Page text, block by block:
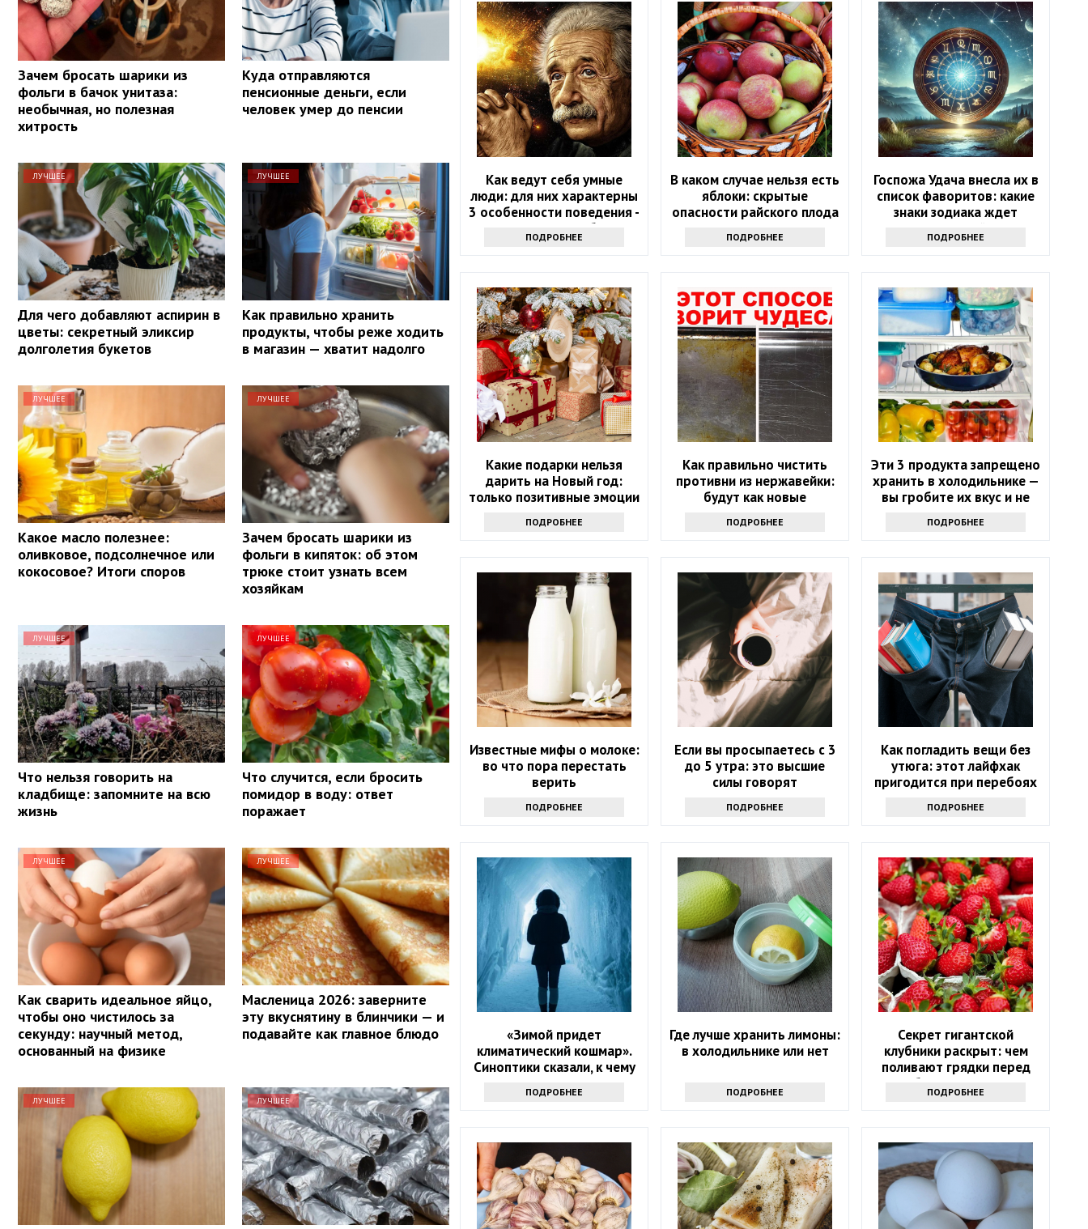
Зачем бросать шарики из
фольги в бачок унитаза:
необычная, но полезная
хитрость
Куда отправляются
пенсионные деньги, если
человек умер до пенсии
ЛУЧШЕЕ
Для чего добавляют аспирин в
цветы: секретный эликсир
долголетия букетов
ЛУЧШЕЕ
Как правильно хранить
продукты, чтобы реже ходить
в магазин — хватит надолго
ЛУЧШЕЕ
Какое масло полезнее:
оливковое, подсолнечное или
кокосовое? Итоги споров
ЛУЧШЕЕ
Зачем бросать шарики из
фольги в кипяток: об этом
трюке стоит узнать всем
хозяйкам
ЛУЧШЕЕ
Что нельзя говорить на
кладбище: запомните на всю
жизнь
ЛУЧШЕЕ
Что случится, если бросить
помидор в воду: ответ
поражает
ЛУЧШЕЕ
Как сварить идеальное яйцо,
чтобы оно чистилось за
секунду: научный метод,
основанный на физике
ЛУЧШЕЕ
Масленица 2026: заверните
эту вкуснятину в блинчики — и
подавайте как главное блюдо
ЛУЧШЕЕ ЛУЧШЕЕ
Как ведут себя умные
люди: для них характерны
3 особенности поведения -
проверьте себя
ПОДРОБНЕЕ
В каком случае нельзя есть
яблоки: скрытые
опасности райского плода
ПОДРОБНЕЕ
Госпожа Удача внесла их в
список фаворитов: какие
знаки зодиака ждет
ошеломительный успех в
ближайшие 10 дней
ПОДРОБНЕЕ
Какие подарки нельзя
дарить на Новый год:
только позитивные эмоции
ПОДРОБНЕЕ
Как правильно чистить
противни из нержавейки:
будут как новые
ПОДРОБНЕЕ
Эти 3 продукта запрещено
хранить в холодильнике —
вы гробите их вкус и не
ПОДРОБНЕЕ
Известные мифы о молоке:
во что пора перестать
верить
ПОДРОБНЕЕ
Если вы просыпаетесь с 3
до 5 утра: это высшие
силы говорят
ПОДРОБНЕЕ
Как погладить вещи без
утюга: этот лайфхак
пригодится при перебоях
ПОДРОБНЕЕ
«Зимой придет
климатический кошмар».
Синоптики сказали, к чему
ПОДРОБНЕЕ
Где лучше хранить лимоны:
в холодильнике или нет
ПОДРОБНЕЕ
Секрет гигантской
клубники раскрыт: чем
поливают грядки перед
сбором урожая
ПОДРОБНЕЕ